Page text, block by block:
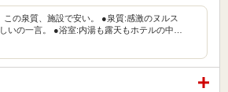
の泉質、施設で安い。 ●泉質:感激のヌルス
いの一言。 ●浴室:内湯も露天もホテルの中…